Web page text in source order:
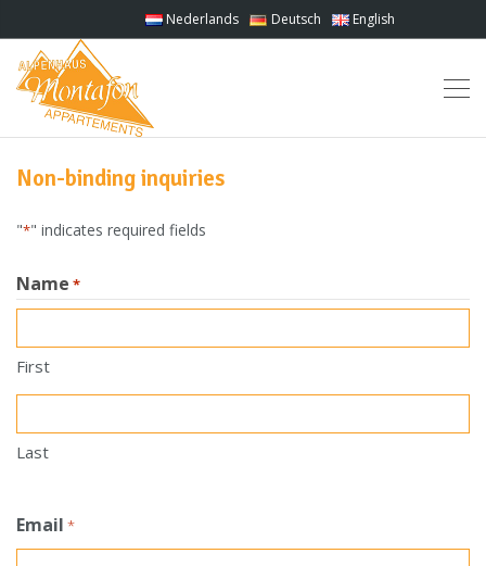
English
Deutsch
Nederlands
Non-binding inquiries
"*" indicates required fields
Name *
First
Last
Email *